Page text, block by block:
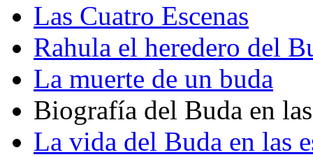
Las Cuatro Escenas
Rahula el heredero del
La muerte de un buda
Biografía del Buda en
La vida del Buda en las